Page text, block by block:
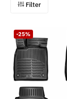
Filter
-25%